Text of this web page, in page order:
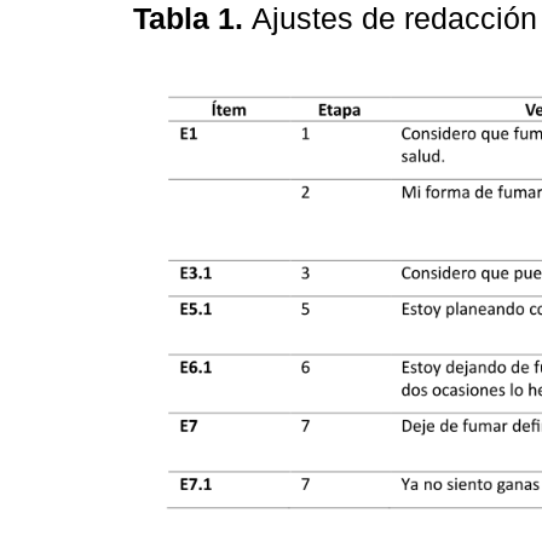
Tabla 1. Ajustes de